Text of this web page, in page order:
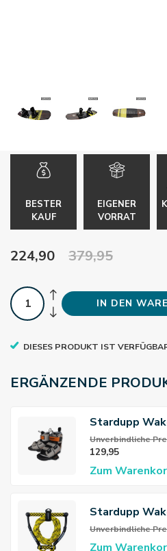
BESTER
KAUF
EIGENER
VORRAT
224,90 379,95
IN DEN
DIESES PRODUKT IST
ERGÄNZENDE
Stardupp
Unverbindliche
129,95
Zum
Stardupp
Seil/Leine
Unverbindliche
Zum